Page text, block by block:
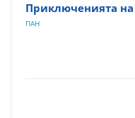
Приключенията
ПАН